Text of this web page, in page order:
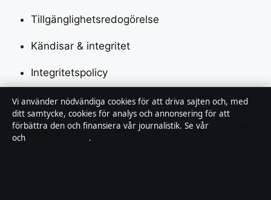
Tillgänglighetsredogörelse
Kändisar & integritet
Integritetspolicy
Om Saklinjen i korthet
Saklinjen är en oberoende svensk digital nyhetssajt
Vi använder nödvändiga cookies för att driva sajten och, med
ditt samtycke, cookies för analys och annonsering för att
förbättra den och finansiera vår journalistik. Se vår
och
.